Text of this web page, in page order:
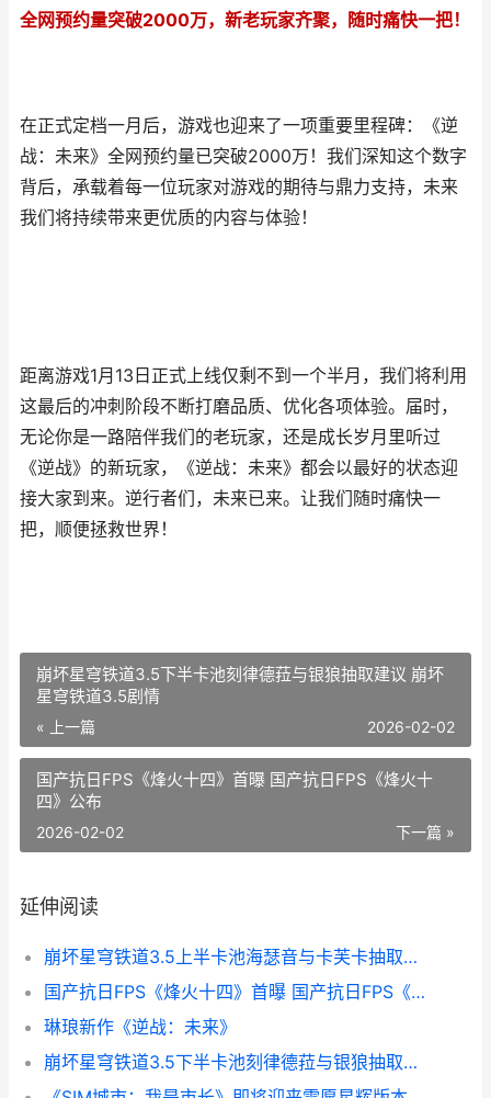
全网预约量突破2000万，新老玩家齐聚，随时痛快一把！
在正式定档一月后，游戏也迎来了一项重要里程碑：《逆
战：未来》全网预约量已突破2000万！我们深知这个数字
背后，承载着每一位玩家对游戏的期待与鼎力支持，未来
我们将持续带来更优质的内容与体验！
距离游戏1月13日正式上线仅剩不到一个半月，我们将利用
这最后的冲刺阶段不断打磨品质、优化各项体验。届时，
无论你是一路陪伴我们的老玩家，还是成长岁月里听过
《逆战》的新玩家，《逆战：未来》都会以最好的状态迎
接大家到来。逆行者们，未来已来。让我们随时痛快一
把，顺便拯救世界！
崩坏星穹铁道3.5下半卡池刻律德菈与银狼抽取建议 崩坏
星穹铁道3.5剧情
« 上一篇 2026-02-02
国产抗日FPS《烽火十四》首曝 国产抗日FPS《烽火十
四》公布
下一篇 »
2026-02-02
延伸阅读
崩坏星穹铁道3.5上半卡池海瑟音与卡芙卡抽取建议 崩坏星穹铁道3.5版本
国产抗日FPS《烽火十四》首曝 国产抗日FPS《烽火十四》公布
​琳琅新作《逆战：未来》
崩坏星穹铁道3.5下半卡池刻律德菈与银狼抽取建议 崩坏星穹铁道3.5剧情